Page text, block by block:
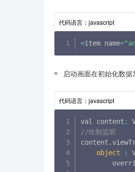
代码语言： javascript
<item name=
启动画面在初始化数
代码语言： javascript
val content :
//绘制监听
content .
object
: